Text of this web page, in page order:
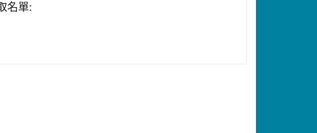
名單: